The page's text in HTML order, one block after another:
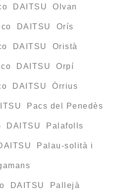
DAITSU Olvan
DAITSU Orís
DAITSU Oristà
DAITSU Orpí
DAITSU Òrrius
Pacs del Penedès
DAITSU Palafolls
Palau-solità i
DAITSU Pallejà